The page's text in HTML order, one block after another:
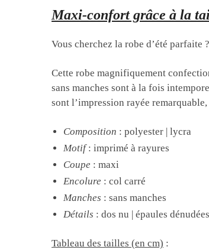
Maxi-confort grâce à la
Vous cherchez la robe d’été parfaite
Cette robe magnifiquement
sans manches sont à la fois
sont l’impression rayée
Composition : polyester | lycra
Motif: imprimé à rayures
Coupe : maxi
Encolure : col carré
Manches : sans manches
Détails : dos nu | épaules
Tableau des tailles (en cm) :